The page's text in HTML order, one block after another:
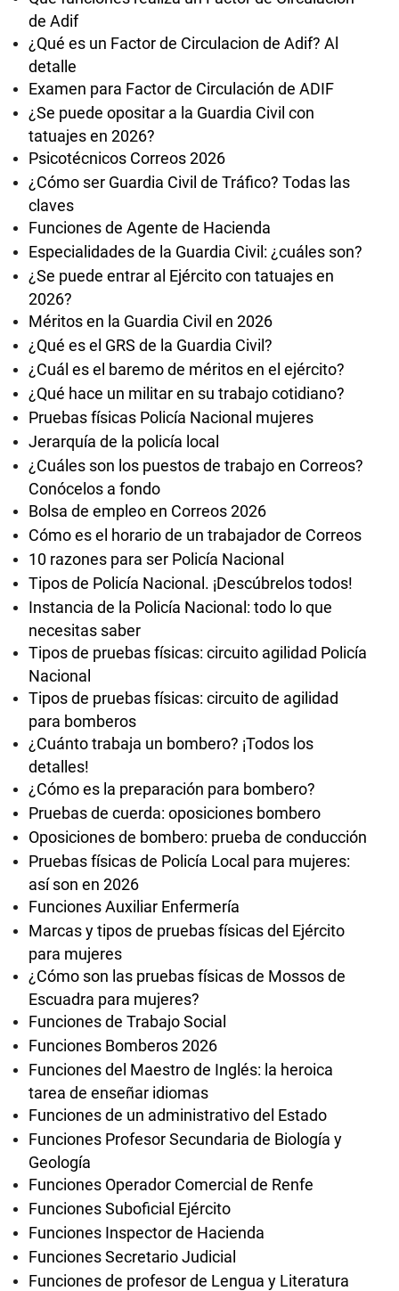
de Adif
¿Qué es un Factor de Circulacion de Adif? Al
detalle
Examen para Factor de Circulación de ADIF
¿Se puede opositar a la Guardia Civil con
tatuajes en 2026?
Psicotécnicos Correos 2026
¿Cómo ser Guardia Civil de Tráfico? Todas las
claves
Funciones de Agente de Hacienda
Especialidades de la Guardia Civil: ¿cuáles son?
¿Se puede entrar al Ejército con tatuajes en
2026?
Méritos en la Guardia Civil en 2026
¿Qué es el GRS de la Guardia Civil?
¿Cuál es el baremo de méritos en el ejército?
¿Qué hace un militar en su trabajo cotidiano?
Pruebas físicas Policía Nacional mujeres
Jerarquía de la policía local
¿Cuáles son los puestos de trabajo en Correos?
Conócelos a fondo
Bolsa de empleo en Correos 2026
Cómo es el horario de un trabajador de Correos
10 razones para ser Policía Nacional
Tipos de Policía Nacional. ¡Descúbrelos todos!
Instancia de la Policía Nacional: todo lo que
necesitas saber
Tipos de pruebas físicas: circuito agilidad Policía
Nacional
Tipos de pruebas físicas: circuito de agilidad
para bomberos
¿Cuánto trabaja un bombero? ¡Todos los
detalles!
¿Cómo es la preparación para bombero?
Pruebas de cuerda: oposiciones bombero
Oposiciones de bombero: prueba de conducción
Pruebas físicas de Policía Local para mujeres:
así son en 2026
Funciones Auxiliar Enfermería
Marcas y tipos de pruebas físicas del Ejército
para mujeres
¿Cómo son las pruebas físicas de Mossos de
Escuadra para mujeres?
Funciones de Trabajo Social
Funciones Bomberos 2026
Funciones del Maestro de Inglés: la heroica
tarea de enseñar idiomas
Funciones de un administrativo del Estado
Funciones Profesor Secundaria de Biología y
Geología
Funciones Operador Comercial de Renfe
Funciones Suboficial Ejército
Funciones Inspector de Hacienda
Funciones Secretario Judicial
Funciones de profesor de Lengua y Literatura